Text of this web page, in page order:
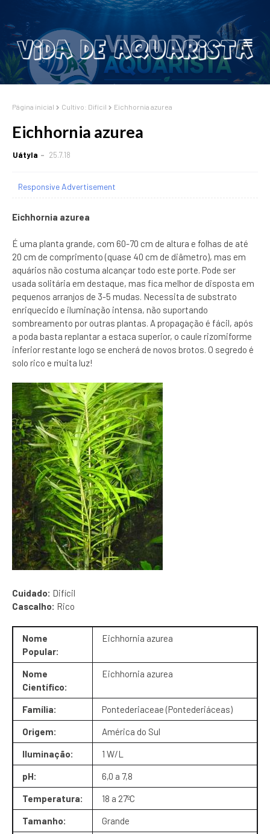
Página inicial Cultivo: Difícil Eichhornia azurea
Eichhornia azurea
Uátyla 25.7.18
Responsive Advertisement
Eichhornia azurea
É uma planta grande, com 60-70 cm de altura e folhas de até
20 cm de comprimento (quase 40 cm de diâmetro), mas em
aquários não costuma alcançar todo este porte. Pode ser
usada solitária em destaque, mas fica melhor de disposta em
pequenos arranjos de 3-5 mudas. Necessita de substrato
enriquecido e iluminação intensa, não suportando
sombreamento por outras plantas. A propagação é fácil, após
a poda basta replantar a estaca superior, o caule rizomiforme
inferior restante logo se encherá de novos brotos. O segredo é
solo rico e muita luz!
Cuidado: Difícil
Cascalho: Rico
Nome
Popular:
Eichhornia azurea
Nome
Científico:
Eichhornia azurea
Família: Pontederiaceae (Pontederiáceas)
Origem: América do Sul
Iluminação: 1 W/L
pH: 6,0 a 7,8
Temperatura: 18 a 27ºC
Tamanho: Grande